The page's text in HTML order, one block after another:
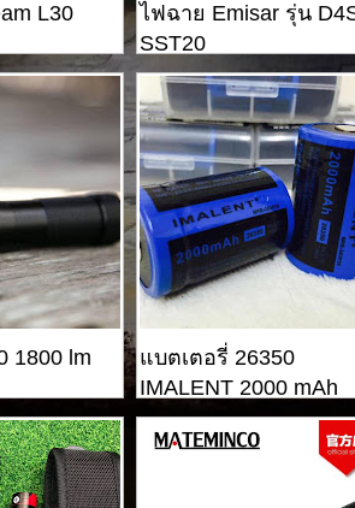
L30
ไฟฉาย Emisar รุ่น
SST20
1800 lm
แบตเตอรี่ 26350
IMALENT 2000 mAh